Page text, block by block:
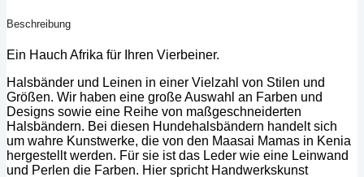
Beschreibung
Ein Hauch Afrika für Ihren Vierbeiner.
Halsbänder und Leinen in einer Vielzahl von Stilen und
Größen. Wir haben eine große Auswahl an Farben und
Designs sowie eine Reihe von maßgeschneiderten
Halsbändern. Bei diesen Hundehalsbändern handelt sich
um wahre Kunstwerke, die von den Maasai Mamas in Kenia
hergestellt werden. Für sie ist das Leder wie eine Leinwand
und Perlen die Farben. Hier spricht Handwerkskunst